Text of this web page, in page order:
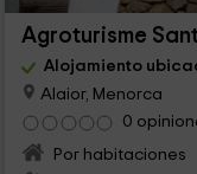
Agroturisme
Alojamiento
Alaior, Menorca
0
Por habitaciones